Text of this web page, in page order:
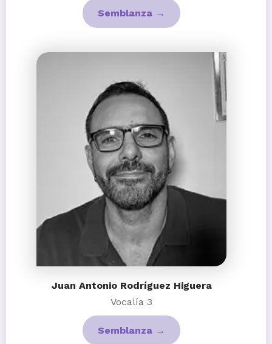
Semblanza →
Juan Antonio Rodríguez Higuera
Vocalía 3
Semblanza →